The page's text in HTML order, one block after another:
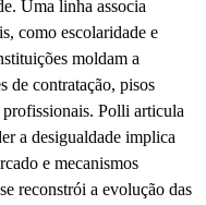
Uma linha associa
como escolaridade e
moldam a
de contratação, pisos
profissionais. Polli articula
a desigualdade implica
e mecanismos
reconstrói a evolução das